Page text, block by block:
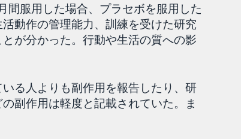
間服用した場合、プラセボを服用した
動作の管理能力、訓練を受けた研究
が分かった。行動や生活の質への影
る人よりも副作用を報告したり、研
副作用は軽度と記載されていた。ま